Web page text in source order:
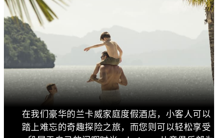
在我们豪华的兰卡威家庭度假酒店，小客人可以
踏上难忘的奇趣探险之旅，而您则可以轻松享受